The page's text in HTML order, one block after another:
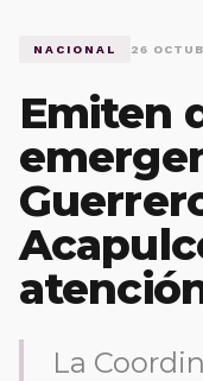
NACIONAL 26
Emiten
La